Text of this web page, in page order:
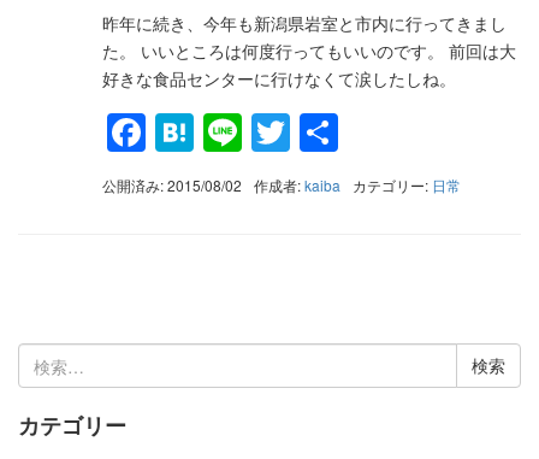
昨年に続き、今年も新潟県岩室と市内に行ってきまし
た。 いいところは何度行ってもいいのです。 前回は大
好きな食品センターに行けなくて涙したしね。
Facebook
Hatena
LineTwitter
有
公開済み: 2015/08/02 作成者:kaiba カテゴリー: 日常
索:
カテゴリー